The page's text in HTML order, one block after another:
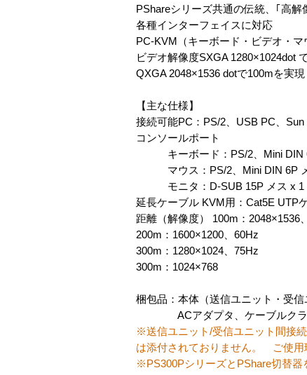
PShareシリーズ共通の伝統、｢高
各種インターフェイスに対応
PC-KVM（キーボード・ビデオ・
ビデオ解像度SXGA 1280×1024dot
QXGA 2048×1536 dotで100mを実現
【主な仕様】
接続可能PC：PS/2、USB PC、Sun
コンソールポート
キーボード：PS/2、Mini DIN
マウス：PS/2、Mini DIN 6P
モニタ：D-SUB 15P メス x 1
延長ケーブル KVM用：Cat5E UTP
距離（解像度） 100m：2048×1536
200m：1600×1200、60Hz
300m：1280×1024、75Hz
300m：1024×768
梱包品：本体（送信ユニット・受
ACアダプタ、ケーブルクラ
※送信ユニット/受信ユニット間接
は添付されておりません。 ご使用
※PS300PシリーズとPShare切替器